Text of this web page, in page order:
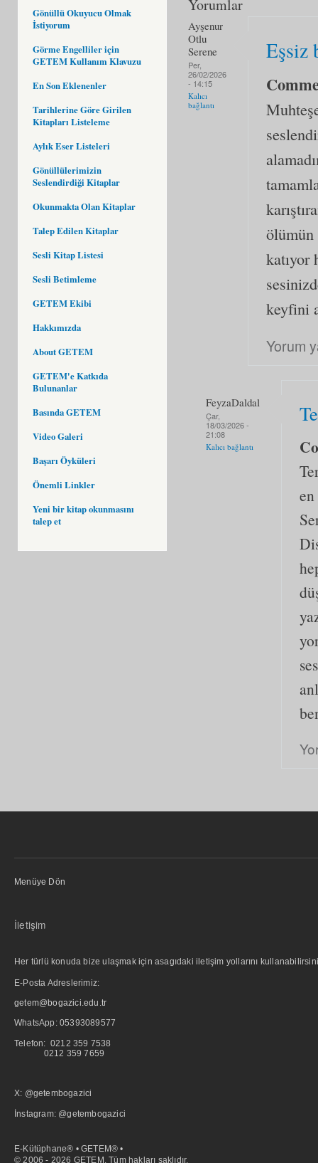
Gönüllü Okuyucu Olmak
İstiyorum
Görme Engelliler için
GETEM Kullanım Klavuzu
En Son Eklenenler
Tarihlerine Göre Girilen
Kitapları Listeleme
Aylık Eser Listeleri
Gönüllülerimizin
Seslendirdiği Kitaplar
Okunmakta Olan Kitaplar
Talep Edilen Kitaplar
Sesli Kitap Listesi
Sesli Betimleme
GETEM Ekibi
Hakkımızda
About GETEM
GETEM'e Katkıda
Bulunanlar
Basında GETEM
Video Galeri
Başarı Öyküleri
Önemli Linkler
Yeni bir kitap okunmasını
talep et
Yorumlar
Ayşenur
Otlu
Serene
Per,
26/02/2026
- 14:15
Kalıcı
bağlantı
Eşsiz
katıyor
keyfini
Yorum
FeyzaDaldal
Çar,
18/03/2026 -
21:08
Kalıcı bağlantı
Menüye Dön
İletişim
Her türlü konuda bize ulaşmak için asagıdaki iletişim yollarını
E-Posta Adreslerimiz:
getem@bogazici.edu.tr
WhatsApp: 05393089577
Telefon: 0212 359 7538
0212 359 7659
X: @getembogazici
İnstagram: @getembogazici
E-Kütüphane® • GETEM® •
© 2006 - 2026 GETEM. Tüm hakları saklıdır.